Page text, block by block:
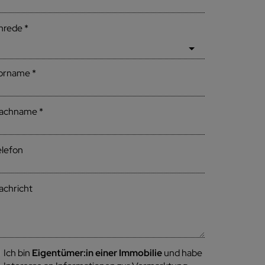
Ich bin Eigentümer:in einer Immobilieund habe